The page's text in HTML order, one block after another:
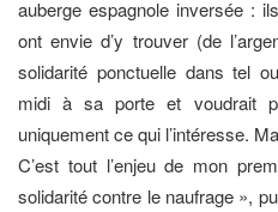
auberge espagnole inversée :
ont envie d’y trouver (de
solidarité ponctuelle dans tel
midi à sa porte et voudrait
uniquement ce qui l’intéresse.
C’est tout l’enjeu de mon
solidarité contre le naufrage »,